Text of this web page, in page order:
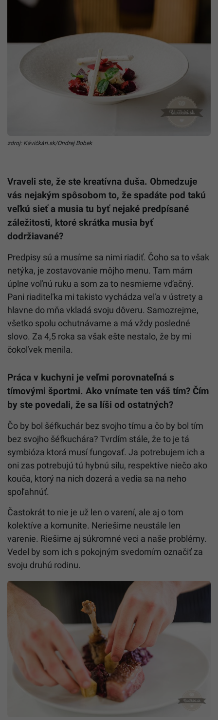
zdroj: Kávičkári.sk/Ondrej Bobek
Vraveli ste, že ste kreatívna duša. Obmedzuje
vás nejakým spôsobom to, že spadáte pod takú
veľkú sieť a musia tu byť nejaké predpísané
záležitosti, ktoré skrátka musia byť
dodržiavané?
Predpisy sú a musíme sa nimi riadiť. Čoho sa to však
netýka, je zostavovanie môjho menu. Tam mám
úplne voľnú ruku a som za to nesmierne vďačný.
Pani riaditeľka mi takisto vychádza veľa v ústrety a
hlavne do mňa vkladá svoju dôveru. Samozrejme,
všetko spolu ochutnávame a má vždy posledné
slovo. Za 4,5 roka sa však ešte nestalo, že by mi
čokoľvek menila.
Práca v kuchyni je veľmi porovnateľná s
tímovými športmi. Ako vnímate ten váš tím? Čím
by ste povedali, že sa líši od ostatných?
Čo by bol šéfkuchár bez svojho tímu a čo by bol tím
bez svojho šéfkuchára? Tvrdím stále, že to je tá
symbióza ktorá musí fungovať. Ja potrebujem ich a
oni zas potrebujú tú hybnú silu, respektíve niečo ako
kouča, ktorý na nich dozerá a vedia sa na neho
spoľahnúť.
Častokrát to nie je už len o varení, ale aj o tom
kolektíve a komunite. Neriešime neustále len
varenie. Riešime aj súkromné veci a naše problémy.
Vedel by som ich s pokojným svedomím označiť za
svoju druhú rodinu.